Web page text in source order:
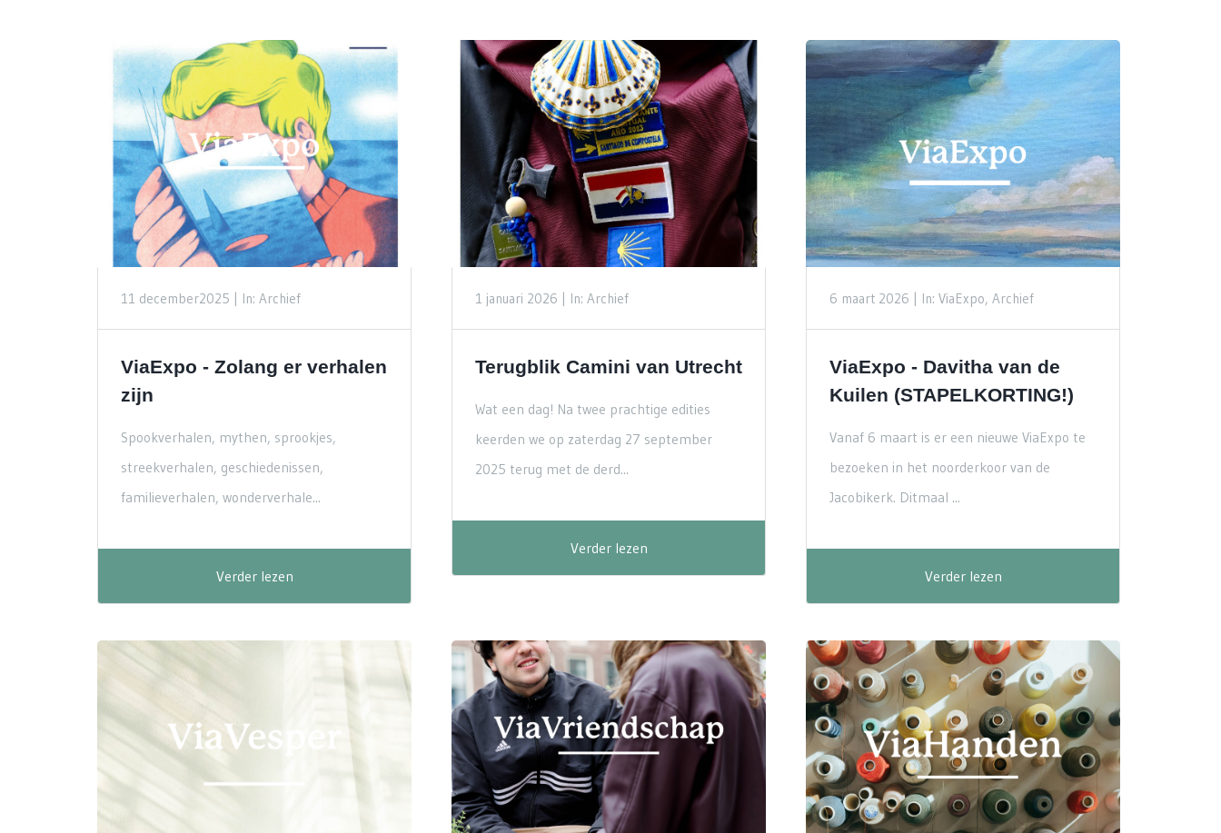
11 december2025 | In: Archief
ViaExpo - Zolang er verhalen
zijn
Spookverhalen, mythen, sprookjes,
streekverhalen, geschiedenissen,
familieverhalen, wonderverhale...
Verder lezen
1 januari 2026 | In: Archief
Terugblik Camini van Utrecht
Wat een dag! Na twee prachtige edities
keerden we op zaterdag 27 september
2025 terug met de derd...
Verder lezen
6 maart 2026 | In: ViaExpo, Archief
ViaExpo - Davitha van de
Kuilen (STAPELKORTING!)
Vanaf 6 maart is er een nieuwe ViaExpo te
bezoeken in het noorderkoor van de
Jacobikerk. Ditmaal ...
Verder lezen